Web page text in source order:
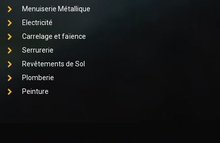
Menuiserie Métallique
Electricité
Carrelage et faïence
Serrurerie
Revêtements de Sol
Plomberie
Peinture